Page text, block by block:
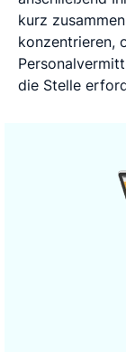
kurz
konzentrieren,
die Stelle